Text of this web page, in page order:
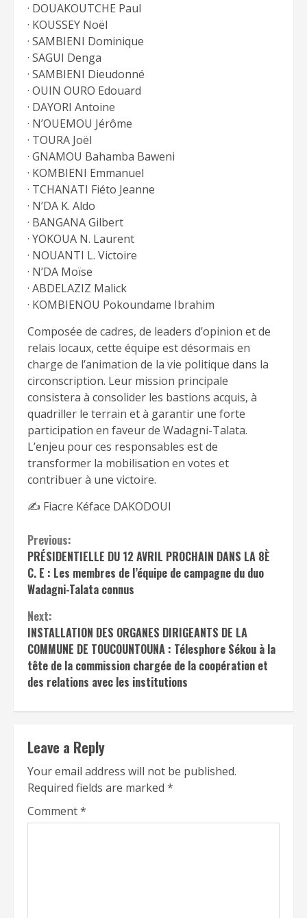
· DOUAKOUTCHE Paul
· KOUSSEY Noël
· SAMBIENI Dominique
· SAGUI Denga
· SAMBIENI Dieudonné
· OUIN OURO Edouard
· DAYORI Antoine
· N’OUEMOU Jérôme
· TOURA Joël
· GNAMOU Bahamba Baweni
· KOMBIENI Emmanuel
· TCHANATI Fiéto Jeanne
· N’DA K. Aldo
· BANGANA Gilbert
· YOKOUA N. Laurent
· NOUANTI L. Victoire
· N’DA Moïse
· ABDELAZIZ Malick
· KOMBIENOU Pokoundame Ibrahim
Composée de cadres, de leaders d’opinion et de
relais locaux, cette équipe est désormais en
charge de l’animation de la vie politique dans la
circonscription. Leur mission principale
consistera à consolider les bastions acquis, à
quadriller le terrain et à garantir une forte
participation en faveur de Wadagni-Talata.
L’enjeu pour ces responsables est de
transformer la mobilisation en votes et
contribuer à une victoire.
✍️ Fiacre Kéface DAKODOUI
Continue
Reading
Previous:
PRÉSIDENTIELLE DU 12 AVRIL PROCHAIN DANS LA 8È
C. E : Les membres de l’équipe de campagne du duo
Wadagni-Talata connus
Next:
INSTALLATION DES ORGANES DIRIGEANTS DE LA
COMMUNE DE TOUCOUNTOUNA : Télesphore Sékou à la
tête de la commission chargée de la coopération et
des relations avec les institutions
Leave a Reply
Your email address will not be published.
Required fields are marked *
Comment*